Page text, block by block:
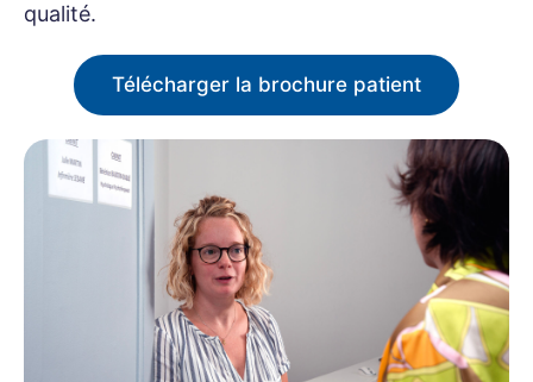
qualité.
Télécharger la brochure patient